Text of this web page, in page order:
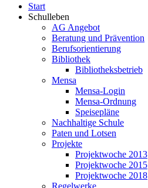
Start
Schulleben
AG Angebot
Beratung und Prävention
Berufsorientierung
Bibliothek
Bibliotheksbetrieb
Mensa
Mensa-Login
Mensa-Ordnung
Speisepläne
Nachhaltige Schule
Paten und Lotsen
Projekte
Projektwoche 2013
Projektwoche 2015
Projektwoche 2018
Regelwerke